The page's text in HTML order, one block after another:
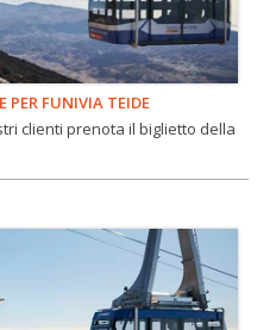
FUNIVIA TEIDE
clienti prenota il biglietto della